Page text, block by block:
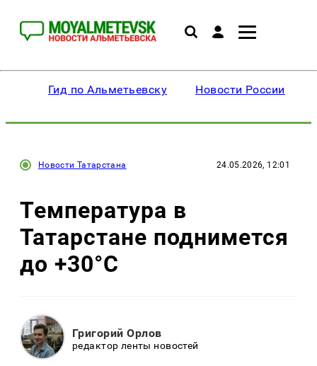
Гид по Альметьевску Новости России
Новости Татарстана 24.05.2026, 12:01
Температура в
Татарстане поднимется
до +30°C
Григорий Орлов
редактор ленты новостей